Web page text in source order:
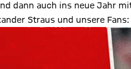
dann auch ins neue Jahr
Straus und unsere